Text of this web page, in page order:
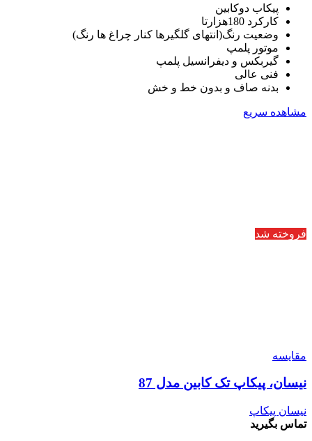
پیکاب دوکابین
کارکرد 180هزارتا
وضعیت رنگ(انتهای گلگیرها کنار چراغ ها رنگ)
موتور پلمپ
گیربکس و دیفرانسیل پلمپ
فنی عالی
بدنه صاف و بدون خط و خش
مشاهده سریع
فروخته شد
مقایسه
نیسان، پیکاپ تک کابین مدل 87
نیسان پیکاپ
تماس بگیرید